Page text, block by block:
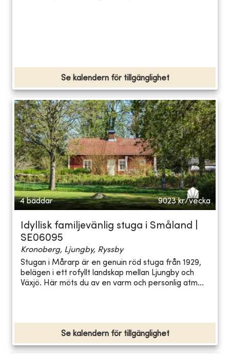
Se kalendern för tillgänglighet
4 bäddar 9023 kr/vecka
Idyllisk familjevänlig stuga i Småland |
SE06095
Kronoberg, Ljungby, Ryssby
Stugan i Mårarp är en genuin röd stuga från 1929,
belägen i ett rofyllt landskap mellan Ljungby och
Växjö. Här möts du av en varm och personlig atm...
Se kalendern för tillgänglighet